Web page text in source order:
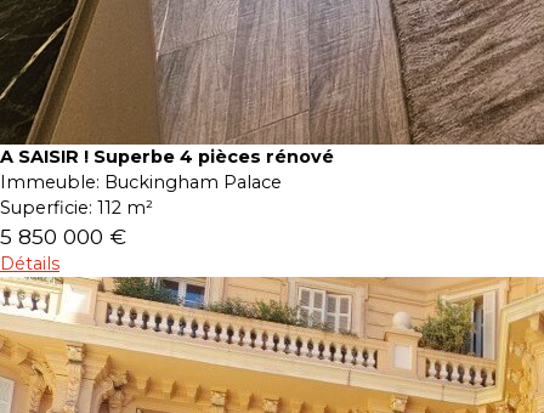
A SAISIR ! Superbe 4 pièces rénové
Immeuble: Buckingham Palace
Superficie: 112 m²
5 850 000 €
Détails